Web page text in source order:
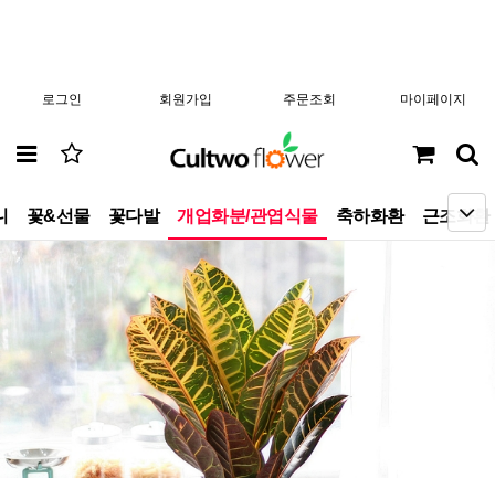
로그인 회원가입 주문조회 마이페이지
꽃&선물 꽃다발 개업화분/관엽식물 축하화환 근조화환